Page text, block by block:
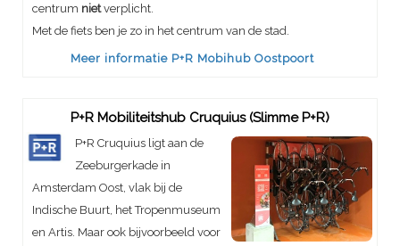
centrum nietverplicht.
Met de fiets ben je zo in het centrum van de stad.
Meer informatie P+R Mobihub Oostpoort
P+R Mobiliteitshub Cruquius (Slimme P+R)
P+R Cruquius ligt aan de
Zeeburgerkade in
Amsterdam Oost, vlak bij de
Indische Buurt, het Tropenmuseum
en Artis. Maar ook bijvoorbeeld voor